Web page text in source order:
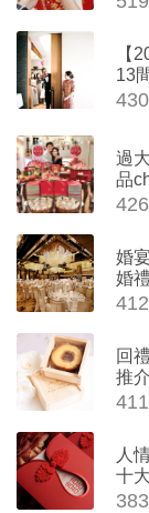
【
13
過
品
吉
婚
婚
回
推
妹
人
十
法